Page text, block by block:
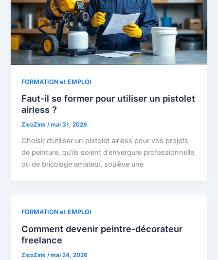
FORMATION et EMPLOI
Faut-il se former pour utiliser un pistolet
airless ?
ZicoZink/mai 31, 2026
Choisir d’utiliser un pistolet airless pour vos projets
de peinture, qu’ils soient d’envergure professionnelle
ou de bricolage amateur, soulève une
FORMATION et EMPLOI
Comment devenir peintre-décorateur
freelance
ZicoZink /mai 24, 2026